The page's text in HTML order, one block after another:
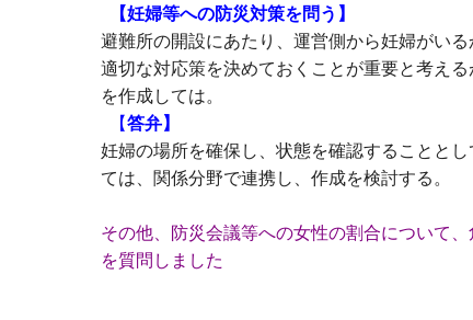
【妊婦等への防災対策を問う】
避難所の開設にあたり、運営側から妊婦がい
適切な対応策を決めておくことが重要と考え
を作成しては。
【答弁】
妊婦の場所を確保し、状態を確認することと
ては、関係分野で連携し、作成を検討する。
その他、防災会議等への女性の割合について
を質問しました